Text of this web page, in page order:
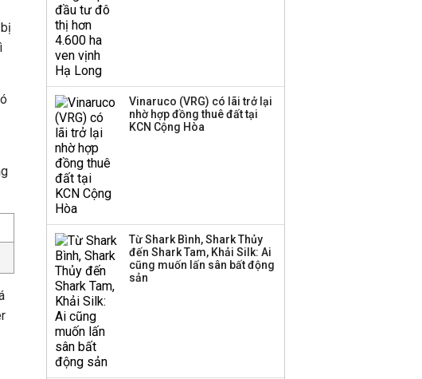
phiếu, người làm chủ
tịch ở tuổi 27
Việt Nam muốn phát
triển quỹ hưu trí: Từ tiết
kiệm gia đình thành
Vinaruco (VRG) có lãi trở lại
nhờ hợp đồng thuê đất tại
KCN Cộng Hòa
Từ Shark Bình, Shark Thủy
đến Shark Tam, Khải Silk: Ai
cũng muốn lấn sân bất động
sản